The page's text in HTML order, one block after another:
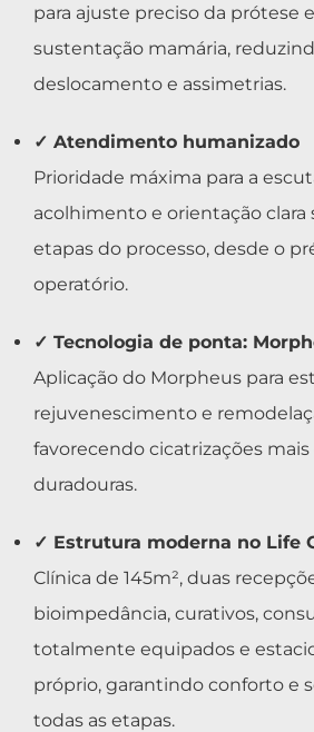
para ajuste preciso da prótese
sustentação mamária,
deslocamento e assimetrias.
✓ Atendimento humanizado
Prioridade máxima para a
acolhimento e orientação clara
etapas do processo, desde o
operatório.
✓ Tecnologia de ponta:
Aplicação do Morpheus para
rejuvenescimento e
favorecendo cicatrizações mais
duradouras.
✓ Estrutura moderna no Life
Clínica de 145m², duas
bioimpedância, curativos,
totalmente equipados e
próprio, garantindo conforto e
todas as etapas.